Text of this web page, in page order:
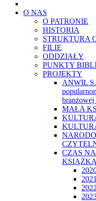
O NAS
O PATRONIE
HISTORIA
STRUKTURA
FILIE
ODDZIAŁY
PUNKTY
PROJEKTY
ANWIL
branżowej
MAŁA
CZAS
2021
2022